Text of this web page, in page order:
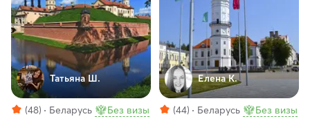
Татьяна Ш.
(48) Беларусь Без визы
Елена К.
(44) Беларусь Без визы